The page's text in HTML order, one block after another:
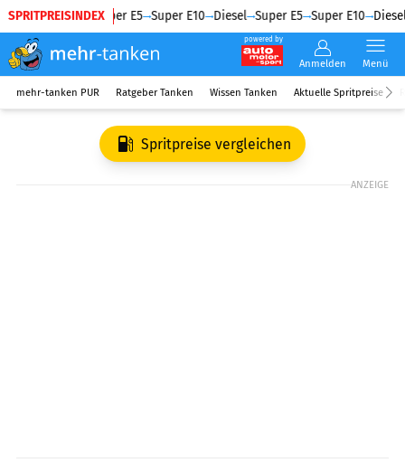
SPRITPREISINDEX
Diesel Super E5 Super E10 Diesel Super E5 Super E10 Diesel
powered by
Anmelden Menü
mehr-tanken PUR Ratgeber Tanken Wissen Tanken Aktuelle Spritpreise
Spritpreise vergleichen
ANZEIGE